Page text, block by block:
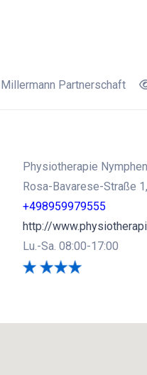
Partnerschaft
Physiotherapie
Rosa-Bavarese-Straße
+498959979555
http://
Lu.-Sa. 08:00-17:00